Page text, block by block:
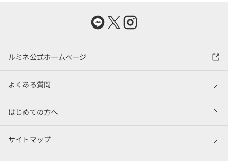
ルミネ公式ホームページ
よくある質問
はじめての方へ
サイトマップ